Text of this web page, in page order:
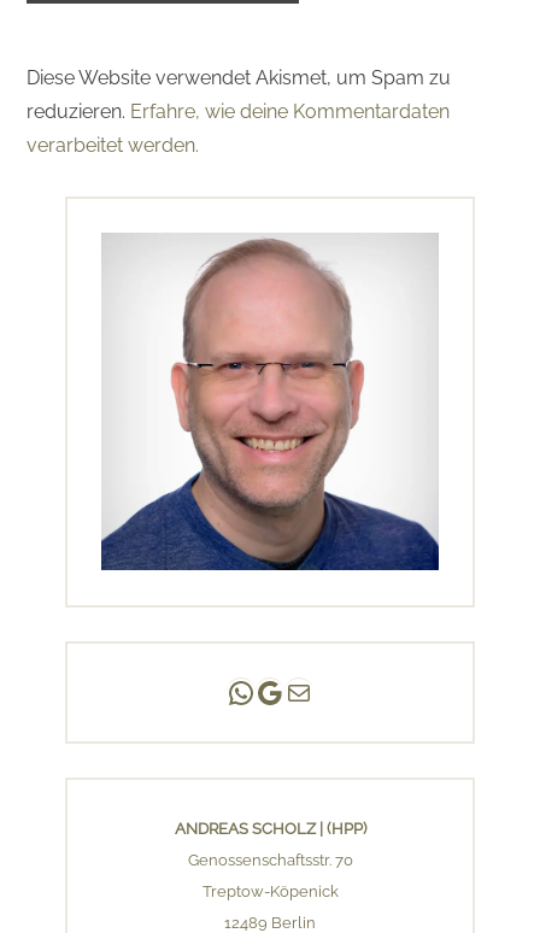
Diese Website verwendet Akismet, um Spam zu
reduzieren. Erfahre, wie deine Kommentardaten
verarbeitet werden.
Andreas Scholz | (HPP)
Praxis Adlershof
E-Mail an mich ...
ANDREAS SCHOLZ | (HPP)
Genossenschaftsstr. 70
Treptow-Köpenick
12489 Berlin